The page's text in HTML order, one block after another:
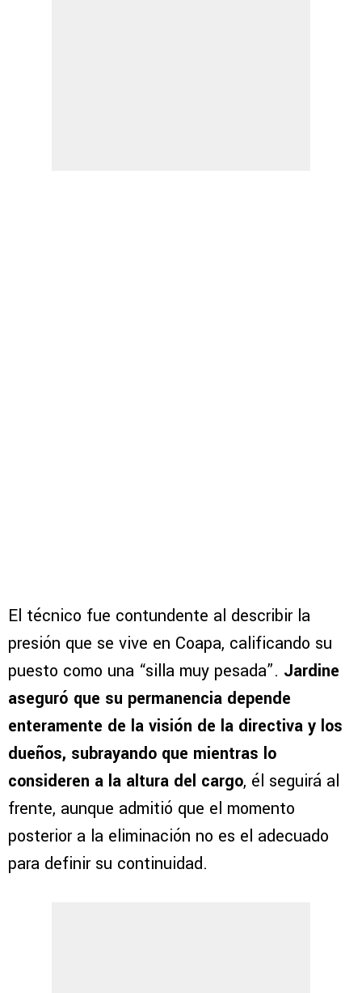
El técnico fue contundente al describir la
presión que se vive en Coapa, calificando su
puesto como una “silla muy pesada”. Jardine
aseguró que su permanencia depende
enteramente de la visión de la directiva y los
dueños, subrayando que mientras lo
consideren a la altura del cargo, él seguirá al
frente, aunque admitió que el momento
posterior a la eliminación no es el adecuado
para definir su continuidad.